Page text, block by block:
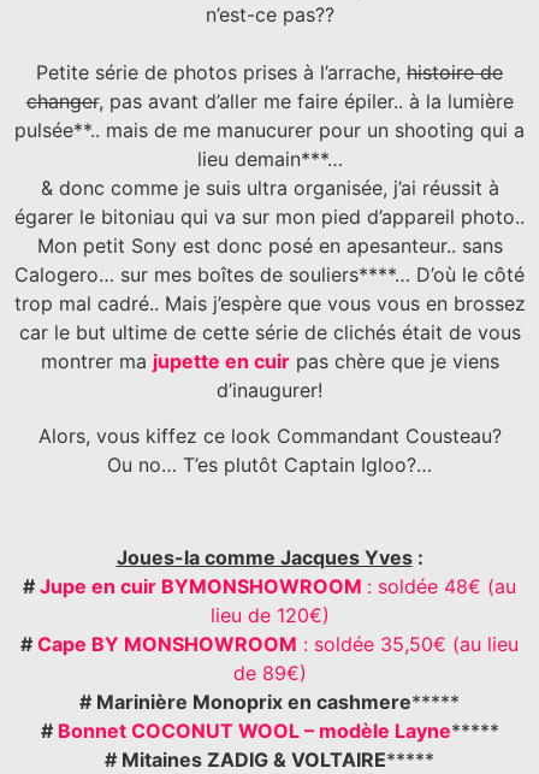
n’est-ce pas??
Petite série de photos prises à l’arrache, histoire de
changer, pas avant d’aller me faire épiler.. à la lumière
pulsée**.. mais de me manucurer pour un shooting qui a
lieu demain***…
& donc comme je suis ultra organisée, j’ai réussit à
égarer le bitoniau qui va sur mon pied d’appareil photo..
Mon petit Sony est donc posé en apesanteur.. sans
Calogero… sur mes boîtes de souliers****… D’où le côté
trop mal cadré.. Mais j’espère que vous vous en brossez
car le but ultime de cette série de clichés était de vous
montrer ma jupette en cuirpas chère que je viens
d’inaugurer!
Alors, vous kiffez ce look Commandant Cousteau?
Ou no… T’es plutôt Captain Igloo?…
Joues-la comme Jacques Yves:
# Jupe en cuir BYMONSHOWROOM : soldée 48€ (au
lieu de 120€)
# Cape BY MONSHOWROOM : soldée 35,50€ (au lieu
de 89€)
# Marinière Monoprix en cashmere*****
# Bonnet COCONUT WOOL – modèle Layne*****
# Mitaines ZADIG & VOLTAIRE*****